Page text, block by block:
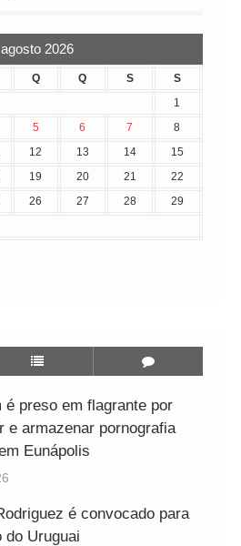
agosto 2026
Q Q S
S
1
5 6 7
8
12 13 14
15
19 20 21
22
26 27 28
29
é preso em flagrante por
e armazenar pornografia
Eunápolis
é convocado para
do Uruguai